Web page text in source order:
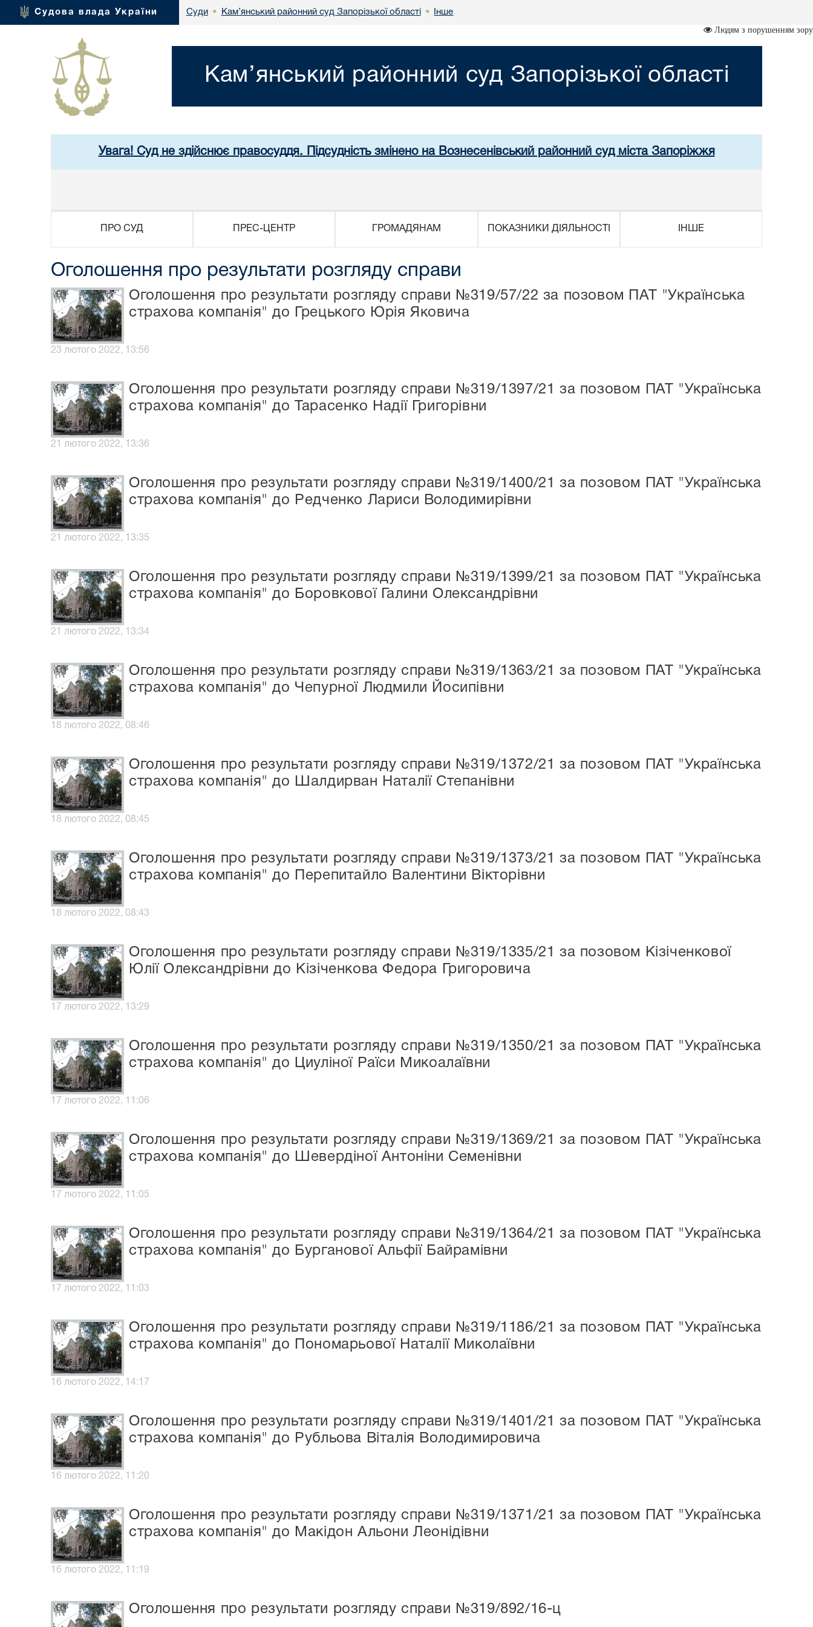
Судова влада України Суди • Кам’янський районний суд Запорізької області • Інше
Людям з порушенням зору
Кам’янський районний суд Запорізької області
Увага! Суд не здійснює правосуддя. Підсудність змінено на Вознесенівський районний суд міста Запоріжжя
ПРО СУД ПРЕС-ЦЕНТР ГРОМАДЯНАМ ПОКАЗНИКИ ДІЯЛЬНОСТІ ІНШЕ
Оголошення про результати розгляду справи
Оголошення про результати розгляду справи №319/57/22 за позовом ПАТ "Українська
страхова компанія" до Грецького Юрія Яковича
23 лютого 2022, 13:56
Оголошення про результати розгляду справи №319/1397/21 за позовом ПАТ "Українська
страхова компанія" до Тарасенко Надії Григорівни
21 лютого 2022, 13:36
Оголошення про результати розгляду справи №319/1400/21 за позовом ПАТ "Українська
страхова компанія" до Редченко Лариси Володимирівни
21 лютого 2022, 13:35
Оголошення про результати розгляду справи №319/1399/21 за позовом ПАТ "Українська
страхова компанія" до Боровкової Галини Олександрівни
21 лютого 2022, 13:34
Оголошення про результати розгляду справи №319/1363/21 за позовом ПАТ "Українська
страхова компанія" до Чепурної Людмили Йосипівни
18 лютого 2022, 08:46
Оголошення про результати розгляду справи №319/1372/21 за позовом ПАТ "Українська
страхова компанія" до Шалдирван Наталії Степанівни
18 лютого 2022, 08:45
Оголошення про результати розгляду справи №319/1373/21 за позовом ПАТ "Українська
страхова компанія" до Перепитайло Валентини Вікторівни
18 лютого 2022, 08:43
Оголошення про результати розгляду справи №319/1335/21 за позовом Кізіченкової
Юлії Олександрівни до Кізіченкова Федора Григоровича
17 лютого 2022, 13:29
Оголошення про результати розгляду справи №319/1350/21 за позовом ПАТ "Українська
страхова компанія" до Циуліної Раїси Микоалаївни
17 лютого 2022, 11:06
Оголошення про результати розгляду справи №319/1369/21 за позовом ПАТ "Українська
страхова компанія" до Шевердіної Антоніни Семенівни
17 лютого 2022, 11:05
Оголошення про результати розгляду справи №319/1364/21 за позовом ПАТ "Українська
страхова компанія" до Бурганової Альфії Байрамівни
17 лютого 2022, 11:03
Оголошення про результати розгляду справи №319/1186/21 за позовом ПАТ "Українська
страхова компанія" до Пономарьової Наталії Миколаївни
16 лютого 2022, 14:17
Оголошення про результати розгляду справи №319/1401/21 за позовом ПАТ "Українська
страхова компанія" до Рубльова Віталія Володимировича
16 лютого 2022, 11:20
Оголошення про результати розгляду справи №319/1371/21 за позовом ПАТ "Українська
страхова компанія" до Макідон Альони Леонідівни
16 лютого 2022, 11:19
Оголошення про результати розгляду справи №319/892/16-ц